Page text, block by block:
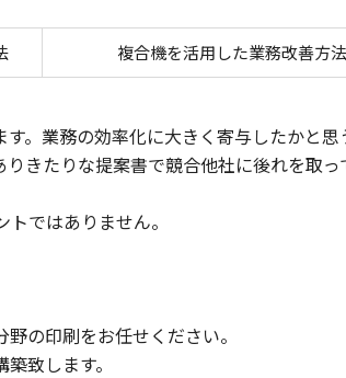
ンド 複合機を活用した業務改善方法
。業務の効率化に大きく寄与したかと
きたりな提案書で競合他社に後れを取っ
ではありません。
の印刷をお任せください。
致します。